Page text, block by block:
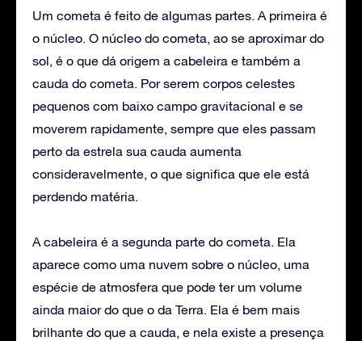
Um cometa é feito de algumas partes. A primeira é
o núcleo. O núcleo do cometa, ao se aproximar do
sol, é o que dá origem a cabeleira e também a
cauda do cometa. Por serem corpos celestes
pequenos com baixo campo gravitacional e se
moverem rapidamente, sempre que eles passam
perto da estrela sua cauda aumenta
consideravelmente, o que significa que ele está
perdendo matéria.
A cabeleira é a segunda parte do cometa. Ela
aparece como uma nuvem sobre o núcleo, uma
espécie de atmosfera que pode ter um volume
ainda maior do que o da Terra. Ela é bem mais
brilhante do que a cauda, e nela existe a presença